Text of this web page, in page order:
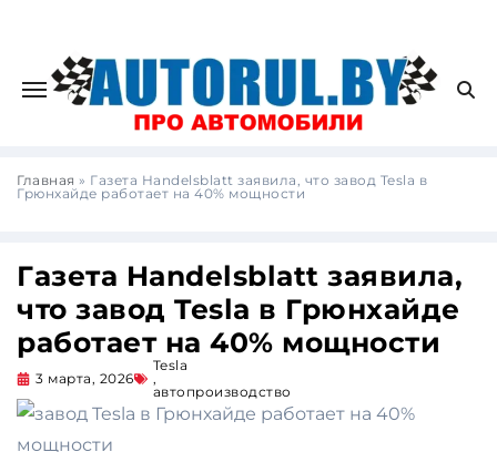
Главная » Газета Handelsblatt заявила, что завод Tesla в
Грюнхайде работает на 40% мощности
Газета Handelsblatt заявила,
что завод Tesla в Грюнхайде
работает на 40% мощности
3 марта, 2026
Tesla
,
автопроизводство